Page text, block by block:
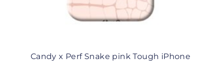
Candy x Perf Snake pink Tough iPhone